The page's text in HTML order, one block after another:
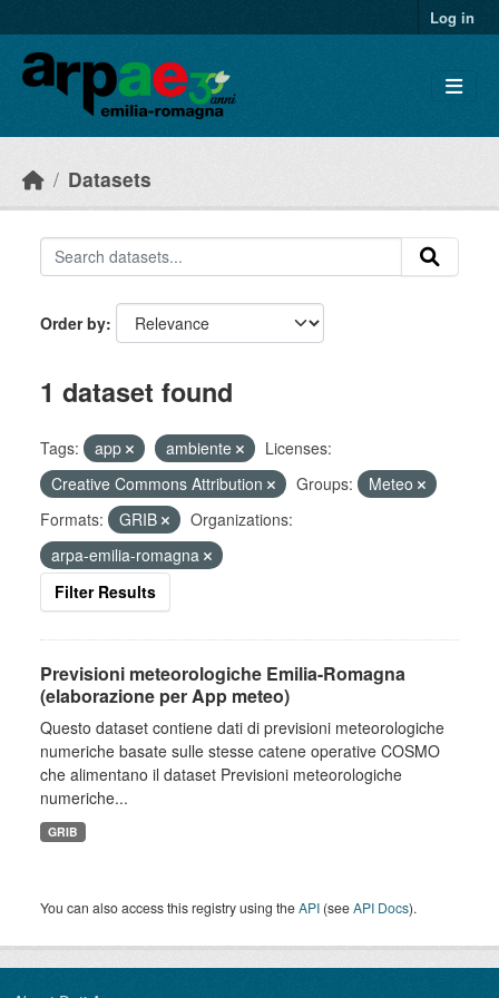
Log in
Datasets
Order by
1 dataset found
Tags: app ambiente
Licenses:
Creative Commons Attribution
Groups:
Meteo
Formats:
GRIB
Organizations:
arpa-emilia-romagna
Filter Results
Previsioni meteorologiche Emilia-Romagna
(elaborazione per App meteo)
Questo dataset contiene dati di previsioni meteorologiche
numeriche basate sulle stesse catene operative COSMO
che alimentano il dataset Previsioni meteorologiche
numeriche...
GRIB
You can also access this registry using theAPI (seeAPI Docs).